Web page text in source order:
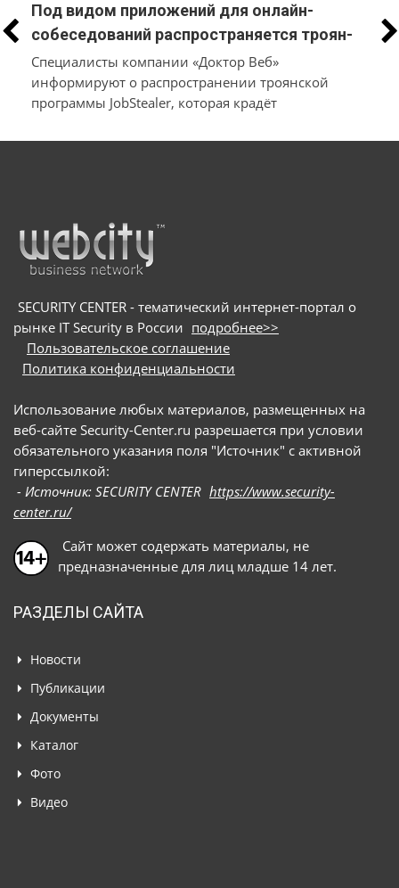
Под видом приложений для онлайн-
собеседований распространяется троян-
стилер, который вместо трудоустройства
похищает у пользователей macOS и
Windows их данные и денежные средства
Специалисты компании «Доктор Веб»
информируют о распространении троянской
программы JobStealer, которая крадёт
и Windows. Основной целью вредоносного ПО
онлайн-собеседованиями: они направляют
потенциальных жертв на вредоносные сайты и
под видом приложения для видеоконференций
SECURITY CENTER - тематический интернет-портал о
рынке IT Security в России подробнее>>
Пользовательское соглашение
Политика конфиденциальности
Использование любых материалов, размещенных на
веб-сайте Security-Center.ru разрешается при условии
обязательного указания поля "Источник" с активной
гиперссылкой:
- Источник: SECURITY CENTER https://www.security-
center.ru/
Сайт может содержать материалы, не
предназначенные для лиц младше 14 лет.
РАЗДЕЛЫ САЙТА
Новости
Публикации
Документы
Каталог
Фото
Видео